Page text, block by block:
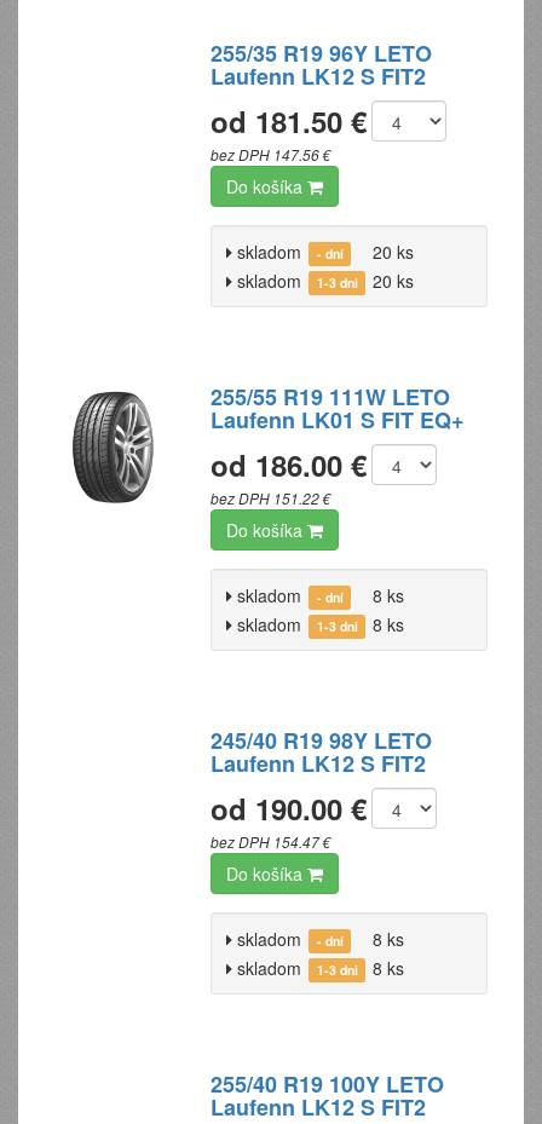
255/35 R19 96Y LETO
Laufenn LK12 S FIT2
od 181.50 €
bez DPH 147.56 €
Do košíka
skladom - dní
20 ks
skladom
1-3 dni 20 ks
255/55 R19 111W LETO
Laufenn LK01 S FIT EQ+
od 186.00 €
bez DPH 151.22 €
Do košíka
skladom - dní
8 ks
skladom
1-3 dni 8 ks
245/40 R19 98Y LETO
Laufenn LK12 S FIT2
od 190.00 €
bez DPH 154.47 €
Do košíka
skladom - dní
8 ks
skladom
1-3 dni 8 ks
255/40 R19 100Y LETO
Laufenn LK12 S FIT2